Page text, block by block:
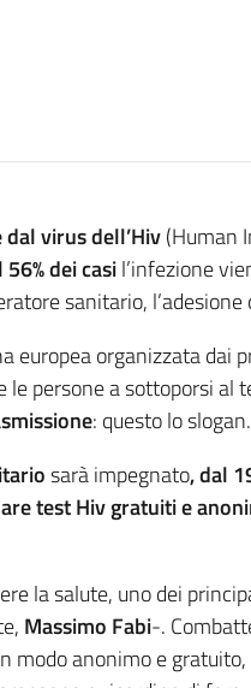
virus dell’Hiv(Human
56% dei casil’infezione
sanitario,
europea organizzata dai
persone a sottoporsi al
: questo lo slogan.
sarà impegnato, dal
test Hiv gratuiti e
la salute, uno dei
Massimo Fabi-.
anonimo e